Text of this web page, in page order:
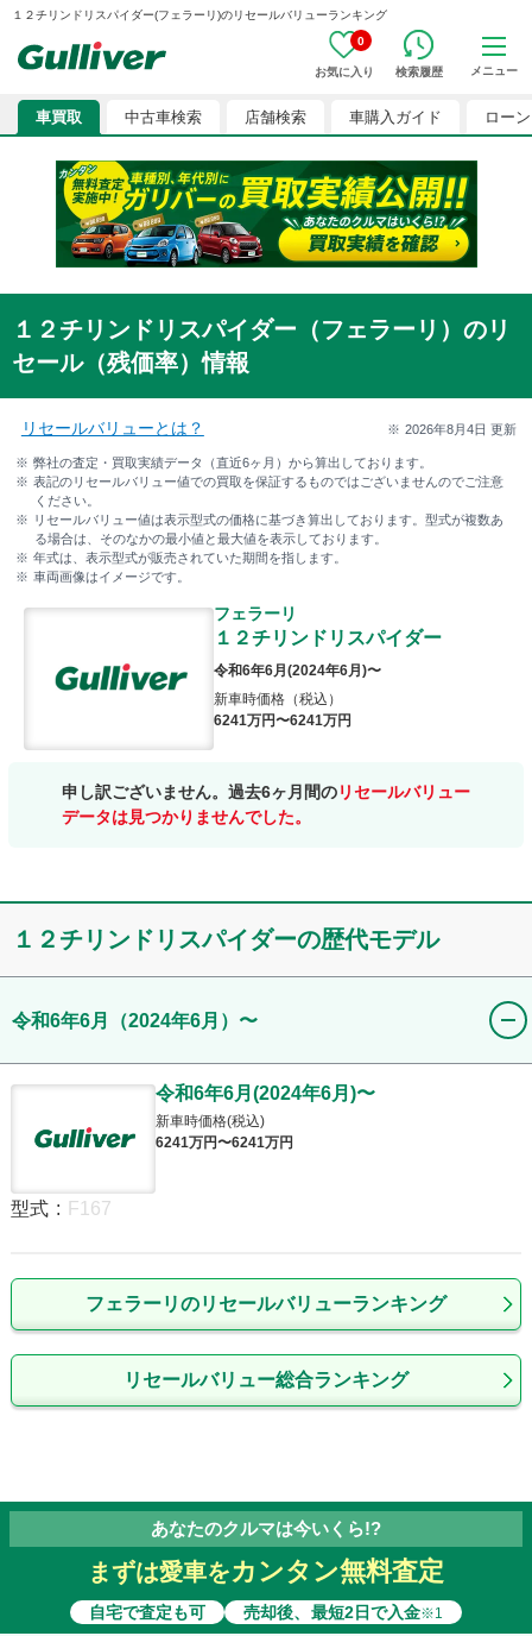
１２チリンドリスパイダー(フェラーリ)のリセールバリューランキング
0
お気に入り 検索履歴 メニュー
車買取 中古車検索 店舗検索 車購入ガイド ローン
１２チリンドリスパイダー（フェラーリ）のリ
セール（残価率）情報
リセールバリューとは？ 2026年8月4日 更新
弊社の査定・買取実績データ（直近6ヶ月）から算出しております。
表記のリセールバリュー値での買取を保証するものではございませんのでご注意
ください。
リセールバリュー値は表示型式の価格に基づき算出しております。型式が複数あ
る場合は、そのなかの最小値と最大値を表示しております。
年式は、表示型式が販売されていた期間を指します。
車両画像はイメージです。
フェラーリ
１２チリンドリスパイダー
令和6年6月 (2024年6月 )〜
新車時価格（税込）
6241万円〜6241万円
申し訳ございません。過去6ヶ月間のリセールバリュー
データは見つかりませんでした。
１２チリンドリスパイダーの歴代モデル
令和6年6月 （2024年6月） 〜
令和6年6月 (2024年6月 )〜
新車時価格(税込)
6241万円〜6241万円
型式 : F167
フェラーリのリセールバリューランキング
リセールバリュー総合ランキング
あなたのクルマは今いくら!?
まずは愛車をカンタン無料査定
自宅で査定も可 売却後、最短2日で入金※1